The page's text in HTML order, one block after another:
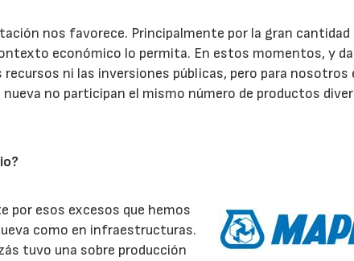
nos favorece. Principalmente por la gran cantidad
económico lo permita. En estos momentos, y
ni las inversiones públicas, pero para nosotros
no participan el mismo número de productos
por esos excesos que hemos
como en infraestructuras.
tuvo una sobre producción